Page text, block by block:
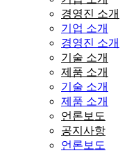
경영진 소개
기업 소개
경영진 소개
기술 소개
제품 소개
기술 소개
제품 소개
언론보도
공지사항
언론보도